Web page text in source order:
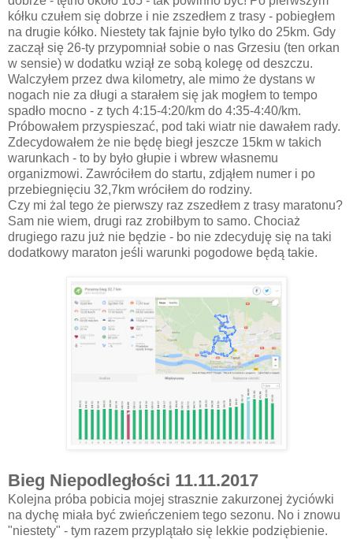
kółku czułem się dobrze i nie zszedłem z trasy - pobiegłem
na drugie kółko. Niestety tak fajnie było tylko do 25km. Gdy
zaczął się 26-ty przypomniał sobie o nas Grzesiu (ten orkan
w sensie) w dodatku wziął ze sobą kolegę od deszczu.
Walczyłem przez dwa kilometry, ale mimo że dystans w
nogach nie za długi a starałem się jak mogłem to tempo
spadło mocno - z tych 4:15-4:20/km do 4:35-4:40/km.
Próbowałem przyspieszać, pod taki wiatr nie dawałem rady.
Zdecydowałem że nie będę biegł jeszcze 15km w takich
warunkach - to by było głupie i wbrew własnemu
organizmowi. Zawróciłem do startu, zdjąłem numer i po
przebiegnięciu 32,7km wróciłem do rodziny.
Czy mi żal tego że pierwszy raz zszedłem z trasy maratonu?
Sam nie wiem, drugi raz zrobiłbym to samo. Chociaż
drugiego razu już nie będzie - bo nie zdecyduję się na taki
dodatkowy maraton jeśli warunki pogodowe będą takie.
Bieg Niepodległości 11.11.2017
Kolejna próba pobicia mojej strasznie zakurzonej życiówki
na dychę miała być zwieńczeniem tego sezonu. No i znowu
"niestety" - tym razem przyplątało się lekkie podziębienie.